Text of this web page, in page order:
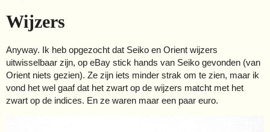
Wijzers
Anyway. Ik heb opgezocht dat Seiko en Orient wijzers
uitwisselbaar zijn, op eBay stick hands van Seiko gevonden (van
Orient niets gezien). Ze zijn iets minder strak om te zien, maar ik
vond het wel gaaf dat het zwart op de wijzers matcht met het
zwart op de indices. En ze waren maar een paar euro.